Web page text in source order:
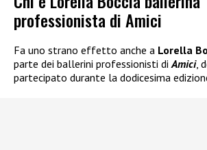
professionista di Amici
Fa uno strano effetto anche a Lorella
parte dei ballerini professionisti diAmici,
partecipato durante la dodicesima